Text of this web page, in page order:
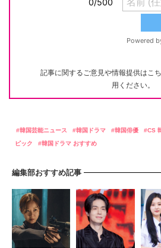
記事に関するご意見や情報提供はこ
用ください。
韓国芸能ニュース 韓国ドラマ 韓国俳優 CS
ピック
韓国ドラマ おすすめ
編集部おすすめ記事